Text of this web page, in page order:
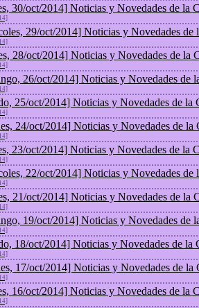
30/oct/2014] Noticias y Novedades de la
29/oct/2014] Noticias y Novedades de
28/oct/2014] Noticias y Novedades de la
26/oct/2014] Noticias y Novedades de
25/oct/2014] Noticias y Novedades de la
24/oct/2014] Noticias y Novedades de la
23/oct/2014] Noticias y Novedades de la
22/oct/2014] Noticias y Novedades de
21/oct/2014] Noticias y Novedades de la
19/oct/2014] Noticias y Novedades de
18/oct/2014] Noticias y Novedades de la
17/oct/2014] Noticias y Novedades de la
16/oct/2014] Noticias y Novedades de la